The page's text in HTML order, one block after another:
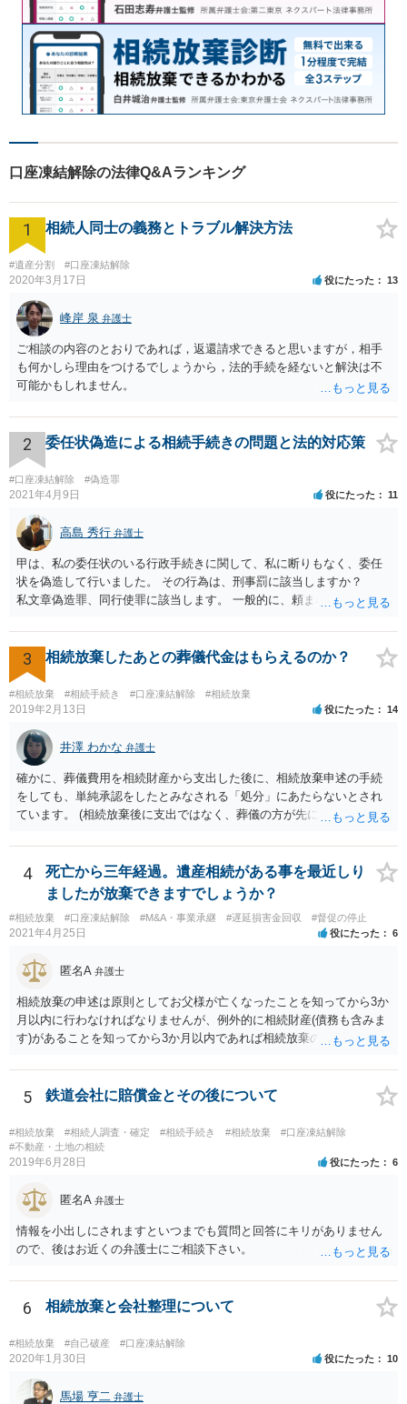
口座凍結解除の法律Q&Aランキング
1 相続人同士の義務とトラブル解決方法
#遺産分割 #口座凍結解除
2020年3月17日 役にたった 13
峰岸 泉 弁護士
ご相談の内容のとおりであれば，返還請求できると思いますが，相手
も何かしら理由をつけるでしょうから，法的手続を経ないと解決は不
可能かもしれません。
2 委任状偽造による相続手続きの問題と法的対応策
#口座凍結解除 #偽造罪
2021年4月9日 役にたった 11
高島 秀行 弁護士
甲は、私の委任状のいる行政手続きに関して、私に断りもなく、委任
状を偽造して行いました。 その行為は、刑事罰に該当しますか？
私文章偽造罪、同行使罪に該当します。 一般的に、頼まれた（委任さ
か？ 委任状を偽造して使用することはまでは依頼の範囲ではない
ので できないと思います。
3 相続放棄したあとの葬儀代金はもらえるのか？
#相続放棄 #相続手続き #口座凍結解除 #相続放棄
2019年2月13日 役にたった 14
井澤 わかな 弁護士
確かに、葬儀費用を相続財産から支出した後に、相続放棄申述の手続
をしても、単純承認をしたとみなされる「処分」にあたらないとされ
ています。 (相続放棄後に支出ではなく、葬儀の方が先に来るのが通常
述の手続ということだと思いますが) ただ、葬儀費用ならいくらでもよ
いということではなく、身分相応の、社会的儀式として当然認められ
る程度の金額に留まると考えた方がよいです。 もし、相続人の皆さん
に葬儀費用を支出する経済力がなく、質素な葬儀を行った費用であれ
ば相続財産から支出しても単純承認と認められない可能性が高いの
で、相続放棄申述が受理される可能性も高いと思います。
4
死亡から三年経過。遺産相続がある事を最近しり
ましたが放棄できますでしょうか？
#相続放棄 #口座凍結解除 #M&A・事業承継 #遅延損害金回収 #督促の停止
2021年4月25日 役にたった 6
匿名A 弁護士
相続放棄の申述は原則としてお父様が亡くなったことを知ってから3か
月以内に行わなければなりませんが、例外的に相続財産(債務も含みま
す)があることを知ってから3か月以内であれば相続放棄の申述が認め
したら、早急に家裁に行って相続放棄の申述をしたい旨告げて必要な
書類を提出されることをおすすめいたします。 なお、お父様の債務が
にあたっては、法テラスの無料相談等を利用して弁護士に相談するこ
とも十分考えられるかと存じます。また、ご記載いただいた事実関係
を拝見するかぎり、再婚相手のかたは既に相続放棄をされている可能
5 鉄道会社に賠償金とその後について
#相続放棄 #相続人調査・確定 #相続手続き #相続放棄
#口座凍結解除
#不動産・土地の相続
2019年6月28日 役にたった 6
匿名A 弁護士
情報を小出しにされますといつまでも質問と回答にキリがありません
ので、後はお近くの弁護士にご相談下さい。
6 相続放棄と会社整理について
#相続放棄 #自己破産 #口座凍結解除
2020年1月30日 役にたった 10
馬場 亨二 弁護士